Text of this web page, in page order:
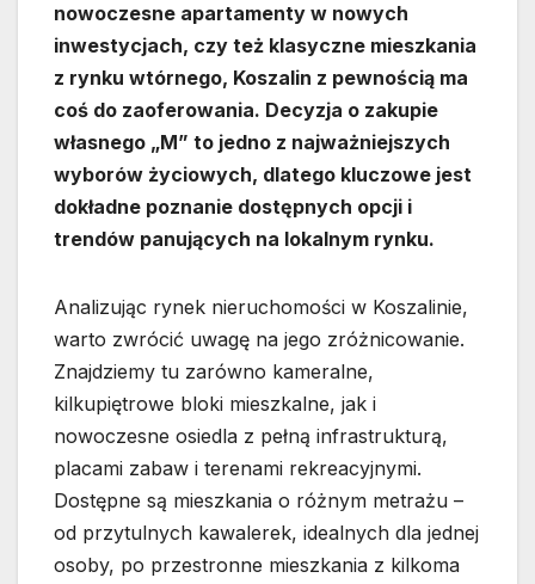
nowoczesne apartamenty w nowych
inwestycjach, czy też klasyczne mieszkania
z rynku wtórnego, Koszalin z pewnością ma
coś do zaoferowania. Decyzja o zakupie
własnego „M” to jedno z najważniejszych
wyborów życiowych, dlatego kluczowe jest
dokładne poznanie dostępnych opcji i
trendów panujących na lokalnym rynku.
Analizując rynek nieruchomości w Koszalinie,
warto zwrócić uwagę na jego zróżnicowanie.
Znajdziemy tu zarówno kameralne,
kilkupiętrowe bloki mieszkalne, jak i
nowoczesne osiedla z pełną infrastrukturą,
placami zabaw i terenami rekreacyjnymi.
Dostępne są mieszkania o różnym metrażu –
od przytulnych kawalerek, idealnych dla jednej
osoby, po przestronne mieszkania z kilkoma